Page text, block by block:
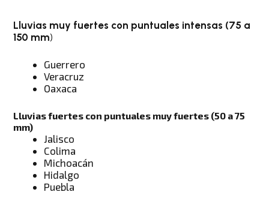
Lluvias muy fuertes con puntuales intensas (75 a
150 mm)
Guerrero
Veracruz
Oaxaca
Lluvias fuertes con puntuales muy fuertes (50 a 75
mm)
Jalisco
Colima
Michoacán
Hidalgo
Puebla